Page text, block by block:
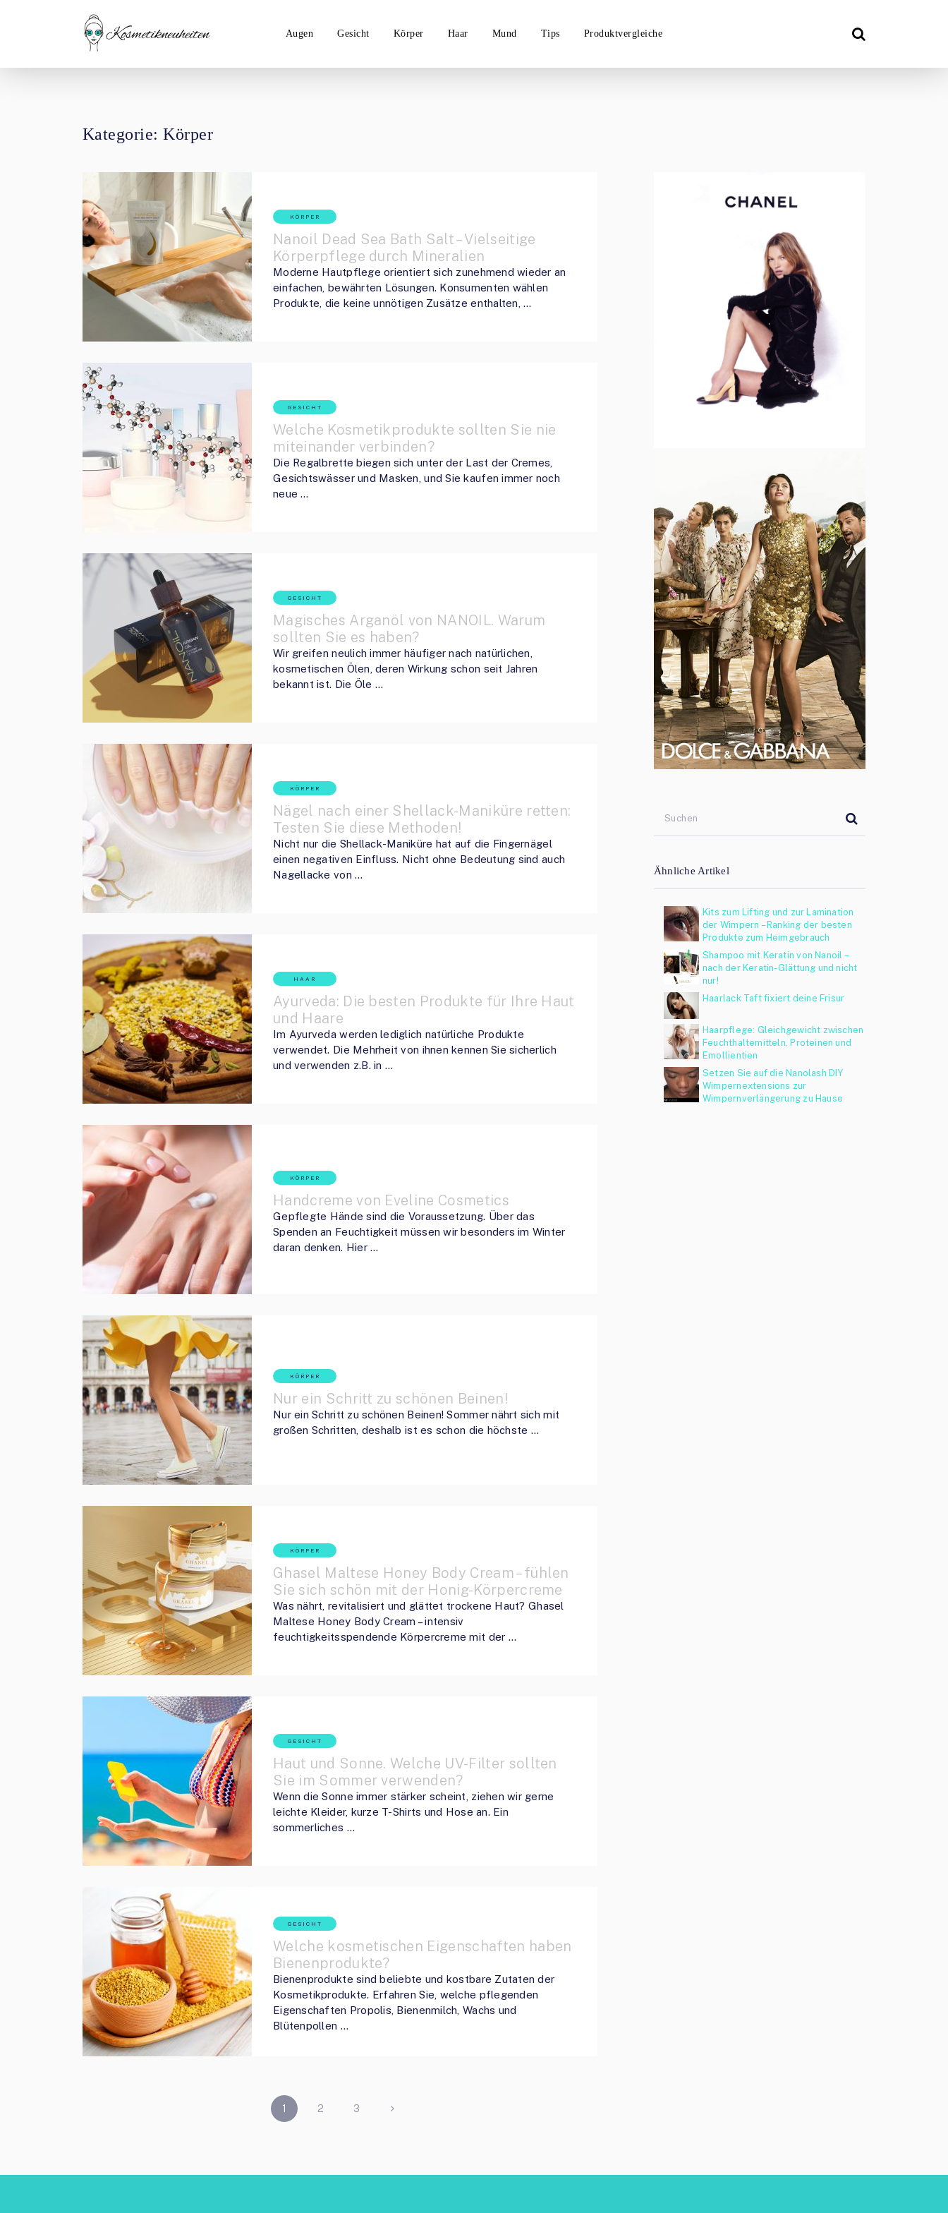
Augen Gesicht Körper Haar Mund Tips Produktvergleiche
Kategorie: Körper
KÖRPER
Nanoil Dead Sea Bath Salt – Vielseitige
Körperpflege durch Mineralien
Moderne Hautpflege orientiert sich zunehmend wieder an
einfachen, bewährten Lösungen. Konsumenten wählen
Produkte, die keine unnötigen Zusätze enthalten, …
GESICHT
Welche Kosmetikprodukte sollten Sie nie
miteinander verbinden?
Die Regalbrette biegen sich unter der Last der Cremes,
Gesichtswässer und Masken, und Sie kaufen immer noch
neue …
GESICHT
Magisches Arganöl von NANOIL. Warum
sollten Sie es haben?
Wir greifen neulich immer häufiger nach natürlichen,
kosmetischen Ölen, deren Wirkung schon seit Jahren
bekannt ist. Die Öle …
KÖRPER
Nägel nach einer Shellack-Maniküre retten:
Testen Sie diese Methoden!
Nicht nur die Shellack-Maniküre hat auf die Fingernägel
einen negativen Einfluss. Nicht ohne Bedeutung sind auch
Nagellacke von …
HAAR
Ayurveda: Die besten Produkte für Ihre Haut
und Haare
Im Ayurveda werden lediglich natürliche Produkte
verwendet. Die Mehrheit von ihnen kennen Sie sicherlich
und verwenden z.B. in …
KÖRPER
Handcreme von Eveline Cosmetics
Gepflegte Hände sind die Voraussetzung. Über das
Spenden an Feuchtigkeit müssen wir besonders im Winter
daran denken. Hier …
KÖRPER
Nur ein Schritt zu schönen Beinen!
Nur ein Schritt zu schönen Beinen! Sommer nährt sich mit
großen Schritten, deshalb ist es schon die höchste …
KÖRPER
Ghasel Maltese Honey Body Cream – fühlen
Sie sich schön mit der Honig-Körpercreme
Was nährt, revitalisiert und glättet trockene Haut? Ghasel
Maltese Honey Body Cream – intensiv
feuchtigkeitsspendende Körpercreme mit der …
GESICHT
Haut und Sonne. Welche UV-Filter sollten
Sie im Sommer verwenden?
Wenn die Sonne immer stärker scheint, ziehen wir gerne
leichte Kleider, kurze T-Shirts und Hose an. Ein
sommerliches …
GESICHT
Welche kosmetischen Eigenschaften haben
Bienenprodukte?
Bienenprodukte sind beliebte und kostbare Zutaten der
Kosmetikprodukte. Erfahren Sie, welche pflegenden
Eigenschaften Propolis, Bienenmilch, Wachs und
Blütenpollen …
1 2 3
Ähnliche Artikel
Kits zum Lifting und zur Lamination
der Wimpern – Ranking der besten
Produkte zum Heimgebrauch
Shampoo mit Keratin von Nanoil –
nach der Keratin-Glättung und nicht
nur!
Haarlack Taft fixiert deine Frisur
Haarpflege: Gleichgewicht zwischen
Feuchthaltemitteln, Proteinen und
Emollientien
Setzen Sie auf die Nanolash DIY
Wimpernextensions zur
Wimpernverlängerung zu Hause